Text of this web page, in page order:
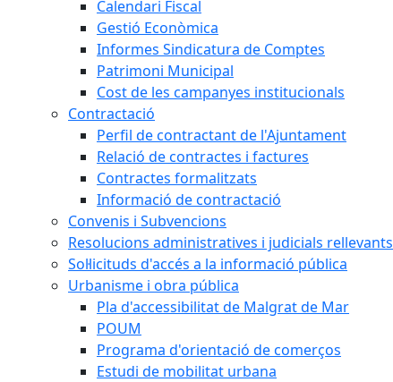
Calendari Fiscal
Gestió Econòmica
Informes Sindicatura de Comptes
Patrimoni Municipal
Cost de les campanyes institucionals
Contractació
Perfil de contractant de l'Ajuntament
Relació de contractes i factures
Contractes formalitzats
Informació de contractació
Convenis i Subvencions
Resolucions administratives i judicials rellevants
Sol·licituds d'accés a la informació pública
Urbanisme i obra pública
Pla d'accessibilitat de Malgrat de Mar
POUM
Programa d'orientació de comerços
Estudi de mobilitat urbana